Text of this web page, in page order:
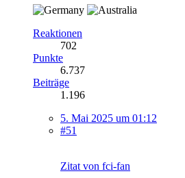
Reaktionen
702
Punkte
6.737
Beiträge
1.196
5. Mai 2025 um 01:12
#51
Zitat von fci-fan